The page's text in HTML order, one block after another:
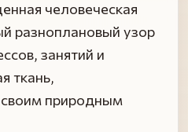
человеческая
разноплановый узор
занятий и
ткань,
природным